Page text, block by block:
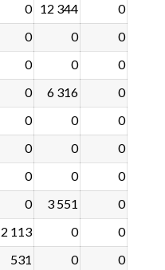
0 12 344 0
0 0 0
0 0 0
0 6 316 0
0 0 0
0 0 0
0 0 0
0 3 551 0
2 113 0 0
531 0 0